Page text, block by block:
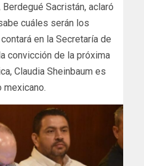
Sacristán, aclaró
cuáles serán los
en la Secretaría de
convicción de la próxima
Claudia Sheinbaum es
mexicano.